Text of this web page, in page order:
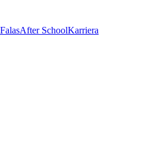
After SchoolKarriera